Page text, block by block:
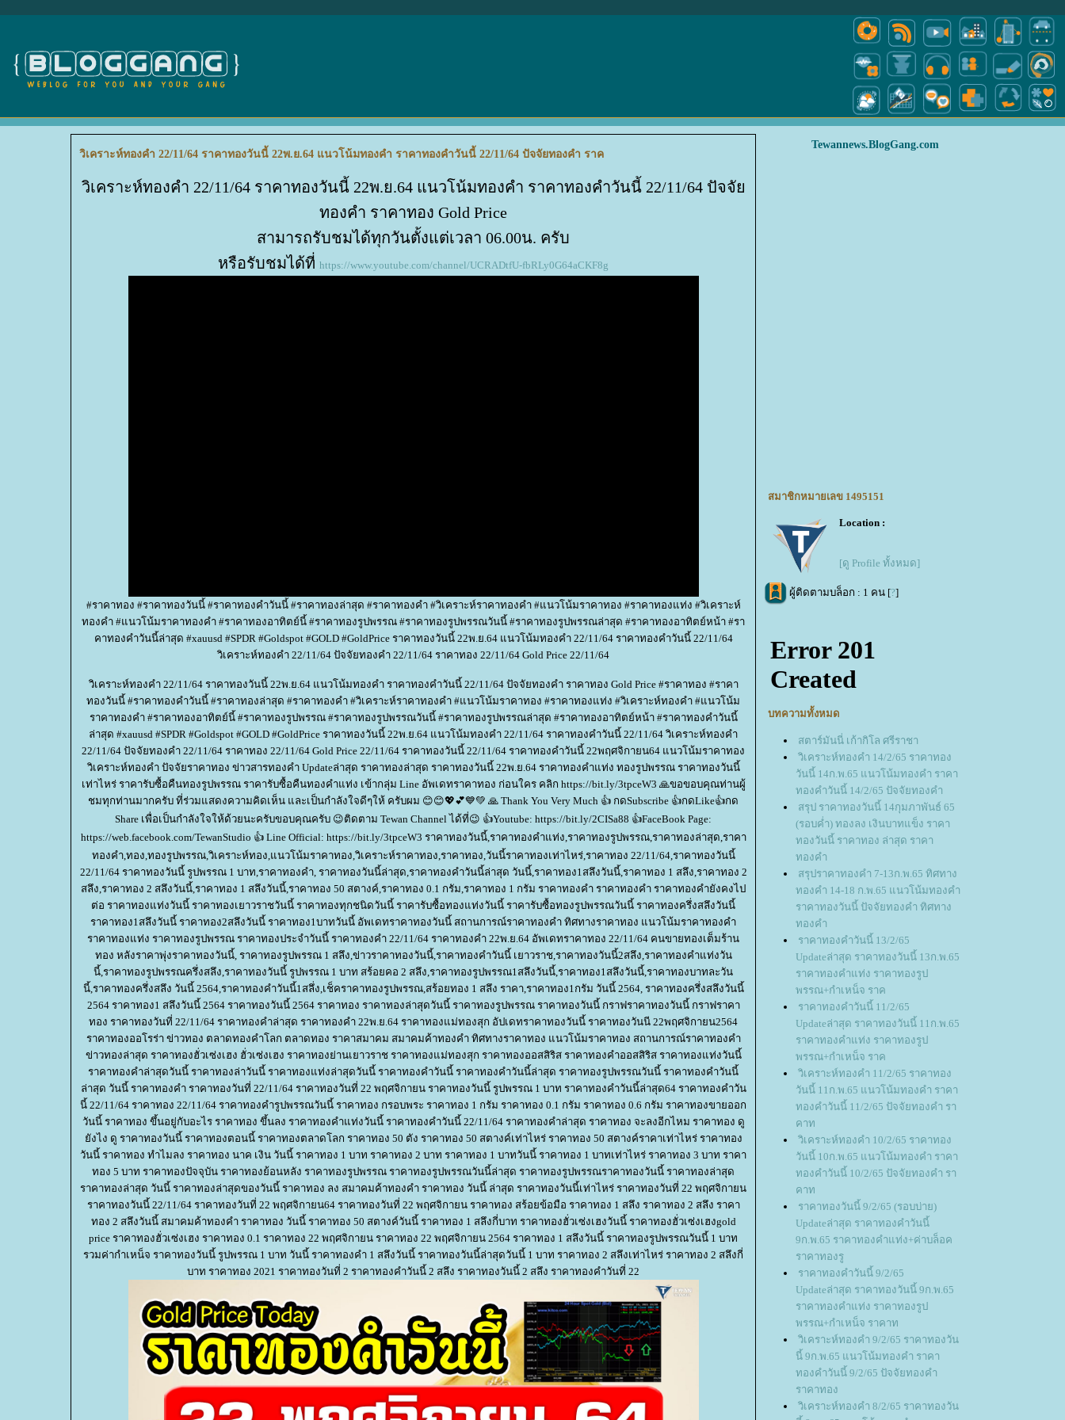
วิเคราะห์ทองคำ 22/11/64 ราคาทองวันนี้ 22พ.ย.64 แนวโน้มทองคำ ราคาทองคำวันนี้ 22/11/64 ปัจจัยทองคำ ราค
วิเคราะห์ทองคำ 22/11/64 ราคาทองวันนี้ 22พ.ย.64 แนวโน้มทองคำ ราคาทองคำวันนี้ 22/11/64 ปัจจั
ทองคำ ราคาทอง Gold Price
สามารถรับชมได้ทุกวันตั้งแต่เวลา 06.00น. ครับ
หรือรับชมได้ที่ https://www.youtube.com/channel/UCRADtfU-fbRLy0G64aCKF8g
#ราคาทอง #ราคาทองวันนี้ #ราคาทองคำวันนี้ #ราคาทองล่าสุด #ราคาทองคำ #วิเคราะห์ราคาทองคำ #แนวโน้มราคาทอง #ราคาทองแท่ง #วิเคราะห์
ทองคำ #แนวโน้มราคาทองคำ #ราคาทองอาทิตย์นี้ #ราคาทองรูปพรรณ #ราคาทองรูปพรรณวันนี้ #ราคาทองรูปพรรณล่าสุด #ราคาทองอาทิตย์หน้า #รา
คาทองคําวันนี้ล่าสุด #xauusd #SPDR #Goldspot #GOLD #GoldPrice ราคาทองวันนี้ 22พ.ย.64 แนวโน้มทองคำ 22/11/64 ราคาทองคำวันนี้ 22/11/64
วิเคราะห์ทองคำ 22/11/64 ปัจจัยทองคำ 22/11/64 ราคาทอง 22/11/64 Gold Price 22/11/64
วิเคราะห์ทองคำ 22/11/64 ราคาทองวันนี้ 22พ.ย.64 แนวโน้มทองคำ ราคาทองคำวันนี้ 22/11/64 ปัจจัยทองคำ ราคาทอง Gold Price #ราคาทอง #ราคา
ทองวันนี้ #ราคาทองคำวันนี้ #ราคาทองล่าสุด #ราคาทองคำ #วิเคราะห์ราคาทองคำ #แนวโน้มราคาทอง #ราคาทองแท่ง #วิเคราะห์ทองคำ #แนวโน้ม
ราคาทองคำ #ราคาทองอาทิตย์นี้ #ราคาทองรูปพรรณ #ราคาทองรูปพรรณวันนี้ #ราคาทองรูปพรรณล่าสุด #ราคาทองอาทิตย์หน้า #ราคาทองคําวันนี้
ล่าสุด #xauusd #SPDR #Goldspot #GOLD #GoldPrice ราคาทองวันนี้ 22พ.ย.64 แนวโน้มทองคำ 22/11/64 ราคาทองคำวันนี้ 22/11/64 วิเคราะห์ทองคำ
22/11/64 ปัจจัยทองคำ 22/11/64 ราคาทอง 22/11/64 Gold Price 22/11/64 ราคาทองวันนี้ 22/11/64 ราคาทองคำวันนี้ 22พฤศจิกายน64 แนวโน้มราคาทอง
วิเคราะห์ทองคำ ปัจจัยราคาทอง ข่าวสารทองคำ Updateล่าสุด ราคาทองล่าสุด ราคาทองวันนี้ 22พ.ย.64 ราคาทองคำแท่ง ทองรูปพรรณ ราคาทองวันนี้
เท่าไหร่ ราคารับซื้อคืนทองรูปพรรณ ราคารับซื้อคืนทองคำแท่ง เข้ากลุ่ม Line อัพเดทราคาทอง ก่อนใคร คลิก https://bit.ly/3tpceW3 🙏ขอขอบคุณท่านผู้
ชมทุกท่านมากครับ ที่ร่วมแสดงความคิดเห็น และเป็นกำลังใจดีๆให้ ครับผม 😊😊💖💕💙💚 🙏 Thank You Very Much 👍 กดSubscribe 👍กดLike👍กด
Share เพื่อเป็นกำลังใจให้ด้วยนะครับขอบคุณครับ 😉ติดตาม Tewan Channel ได้ที่😉 👍Youtube: https://bit.ly/2CISa88 👍FaceBook Page:
https://web.facebook.com/TewanStudio 👍 Line Official: https://bit.ly/3tpceW3 ราคาทองวันนี้,ราคาทองคำแท่ง,ราคาทองรูปพรรณ,ราคาทองล่าสุด,ราคา
ทองคำ,ทอง,ทองรูปพรรณ,วิเคราะห์ทอง,แนวโน้มราคาทอง,วิเคราะห์ราคาทอง,ราคาทอง,วันนี้ราคาทองเท่าไหร่,ราคาทอง 22/11/64,ราคาทองวันนี้
22/11/64 ราคาทองวันนี้ รูปพรรณ 1 บาท,ราคาทองคํา, ราคาทองวันนี้ล่าสุด,ราคาทองคําวันนี้ล่าสุด วันนี้,ราคาทอง1สลึงวันนี้,ราคาทอง 1 สลึง,ราคาทอง 2
สลึง,ราคาทอง 2 สลึงวันนี้,ราคาทอง 1 สลึงวันนี้,ราคาทอง 50 สตางค์,ราคาทอง 0.1 กรัม,ราคาทอง 1 กรัม ราคาทองคำ ราคาทองคำ ราคาทองคำยังคงไป
ต่อ ราคาทองแท่งวันนี้ ราคาทองเยาวราชวันนี้ ราคาทองทุกชนิดวันนี้ ราคารับซื้อทองแท่งวันนี้ ราคารับซื้อทองรูปพรรณวันนี้ ราคาทองครึ่งสลึงวันนี้
ราคาทอง1สลึงวันนี้ ราคาทอง2สลึงวันนี้ ราคาทอง1บาทวันนี้ อัพเดทราคาทองวันนี้ สถานการณ์ราคาทองคำ ทิศทางราคาทอง แนวโน้มราคาทองคำ
ราคาทองแท่ง ราคาทองรูปพรรณ ราคาทองประจำวันนี้ ราคาทองคำ 22/11/64 ราคาทองคำ 22พ.ย.64 อัพเดทราคาทอง 22/11/64 คนขายทองเต็มร้าน
ทอง หลังราคาพุ่งราคาทองวันนี้, ราคาทองรูปพรรณ 1 สลึง,ข่าวราคาทองวันนี้,ราคาทองคําวันนี้ เยาวราช,ราคาทองวันนี้2สลึง,ราคาทองคําแท่งวัน
นี้,ราคาทองรูปพรรณครึ่งสลึง,ราคาทองวันนี้ รูปพรรณ 1 บาท สร้อยคอ 2 สลึง,ราคาทองรูปพรรณ1สลึงวันนี้,ราคาทอง1สลึงวันนี้,ราคาทองบาทละวัน
นี้,ราคาทองครึ่งสลึง วันนี้ 2564,ราคาทองคําวันนี้1สลึ่ง,เช็คราคาทองรูปพรรณ,สร้อยทอง 1 สลึง ราคา,ราคาทอง1กรัม วันนี้ 2564, ราคาทองครึ่งสลึงวันนี้
2564 ราคาทอง1 สลึงวันนี้ 2564 ราคาทองวันนี้ 2564 ราคาทอง ราคาทองล่าสุดวันนี้ ราคาทองรูปพรรณ ราคาทองวันนี้ กราฟราคาทองวันนี้ กราฟราคา
ทอง ราคาทองวันที่ 22/11/64 ราคาทองคำล่าสุด ราคาทองคำ 22พ.ย.64 ราคาทองแม่ทองสุก อัปเดทราคาทองวันนี้ ราคาทองวันนี 22พฤศจิกายน2564
ราคาทองออโรร่า ข่าวทอง ตลาดทองคำโลก ตลาดทอง ราคาสมาคม สมาคมค้าทองคำ ทิศทางราคาทอง แนวโน้มราคาทอง สถานการณ์ราคาทองคำ
ข่าวทองล่าสุด ราคาทองฮั่วเซ่งเฮง ฮั่วเซ่งเฮง ราคาทองย่านเยาวราช ราคาทองแม่ทองสุก ราคาทองออสสิริส ราคาทองคำออสสิริส ราคาทองแท่งวันนี้
ราคาทองคำล่าสุดวันนี้ ราคาทองล่าวันนี้ ราคาทองแท่งล่าสุดวันนี้ ราคาทองคําวันนี้ ราคาทองคําวันนี้ล่าสุด ราคาทองรูปพรรณวันนี้ ราคาทองคําวันนี้
ล่าสุด วันนี้ ราคาทองคํา ราคาทองวันที่ 22/11/64 ราคาทองวันที่ 22 พฤศจิกายน ราคาทองวันนี้ รูปพรรณ 1 บาท ราคาทองคําวันนี้ล่าสุด64 ราคาทองคําวัน
นี้ 22/11/64 ราคาทอง 22/11/64 ราคาทองคํารูปพรรณวันนี้ ราคาทอง กรอบพระ ราคาทอง 1 กรัม ราคาทอง 0.1 กรัม ราคาทอง 0.6 กรัม ราคาทองขายออก
วันนี้ ราคาทอง ขึ้นอยู่กับอะไร ราคาทอง ขึ้นลง ราคาทองคําแท่งวันนี้ ราคาทองคําวันนี้ 22/11/64 ราคาทองคําล่าสุด ราคาทอง จะลงอีกไหม ราคาทอง ดู
ังไง ดู ราคาทองวันนี้ ราคาทองตอนนี้ ราคาทองตลาดโลก ราคาทอง 50 ตัง ราคาทอง 50 สตางค์เท่าไหร่ ราคาทอง 50 สตางค์ราคาเท่าไหร่ ราคาทอง
วันนี้ ราคาทอง ทําไมลง ราคาทอง นาค เงิน วันนี้ ราคาทอง 1 บาท ราคาทอง 2 บาท ราคาทอง 1 บาทวันนี้ ราคาทอง 1 บาทเท่าไหร่ ราคาทอง 3 บาท ราคา
ทอง 5 บาท ราคาทองปัจจุบัน ราคาทองย้อนหลัง ราคาทองรูปพรรณ ราคาทองรูปพรรณวันนี้ล่าสุด ราคาทองรูปพรรณราคาทองวันนี้ ราคาทองล่าสุด
ราคาทองล่าสุด วันนี้ ราคาทองล่าสุดของวันนี้ ราคาทอง ลง สมาคมค้าทองคํา ราคาทอง วันนี้ ล่าสุด ราคาทองวันนี้เท่าไหร่ ราคาทองวันที่ 22 พฤศจิกายน
ราคาทองวันนี้ 22/11/64 ราคาทองวันที่ 22 พฤศจิกายน64 ราคาทองวันที่ 22 พฤศจิกายน ราคาทอง สร้อยข้อมือ ราคาทอง 1 สลึง ราคาทอง 2 สลึง ราคา
ทอง 2 สลึงวันนี้ สมาคมค้าทองคํา ราคาทอง วันนี้ ราคาทอง 50 สตางค์วันนี้ ราคาทอง 1 สลึงกี่บาท ราคาทองฮั่วเซ่งเฮงวันนี้ ราคาทองฮั่วเซ่งเฮงgold
price ราคาทองฮั่วเซ่งเฮง ราคาทอง 0.1 ราคาทอง 22 พฤศจิกายน ราคาทอง 22 พฤศจิกายน 2564 ราคาทอง 1 สลึงวันนี้ ราคาทองรูปพรรณวันนี้ 1 บาท
รวมค่ากําเหน็จ ราคาทองวันนี้ รูปพรรณ 1 บาท วันนี้ ราคาทองคํา 1 สลึงวันนี้ ราคาทองวันนี้ล่าสุดวันนี้ 1 บาท ราคาทอง 2 สลึงเท่าไหร่ ราคาทอง 2 สลึงกี่
บาท ราคาทอง 2021 ราคาทองวันที่ 2 ราคาทองคําวันนี้ 2 สลึง ราคาทองวันนี้ 2 สลึง ราคาทองคําวันที่ 22
Tewannews.BlogGang.com
สมาชิกหมายเลข 1495151
Location :
[ดู Profile ทั้งหมด]
ผู้ติดตามบล็อก : 1 คน [?]
บทความทั้งหมด
สตาร์มันนี่ เก้ากิโล ศรีราชา
วิเคราะห์ทองคำ 14/2/65 ราคาทอง
วันนี้ 14ก.พ.65 แนวโน้มทองคำ ราคา
ทองคำวันนี้ 14/2/65 ปัจจัยทองคำ
สรุป ราคาทองวันนี้ 14กุมภาพันธ์ 65
(รอบค่ำ) ทองลง เงินบาทแข็ง ราคา
ทองวันนี้ ราคาทอง ล่าสุด ราคา
ทองคำ
สรุปราคาทองคำ 7-13ก.พ.65 ทิศทาง
ทองคำ 14-18 ก.พ.65 แนวโน้มทองคำ
ราคาทองวันนี้ ปัจจัยทองคำ ทิศทาง
ทองคำ
ราคาทองคำวันนี้ 13/2/65
Updateล่าสุด ราคาทองวันนี้ 13ก.พ.65
ราคาทองคำแท่ง ราคาทองรูป
พรรณ+กำเหน็จ ราค
ราคาทองคำวันนี้ 11/2/65
Updateล่าสุด ราคาทองวันนี้ 11ก.พ.65
ราคาทองคำแท่ง ราคาทองรูป
พรรณ+กำเหน็จ ราค
วิเคราะห์ทองคำ 11/2/65 ราคาทอง
วันนี้ 11ก.พ.65 แนวโน้มทองคำ ราคา
ทองคำวันนี้ 11/2/65 ปัจจัยทองคำ รา
คาท
วิเคราะห์ทองคำ 10/2/65 ราคาทอง
วันนี้ 10ก.พ.65 แนวโน้มทองคำ ราคา
ทองคำวันนี้ 10/2/65 ปัจจัยทองคำ รา
คาท
ราคาทองวันนี้ 9/2/65 (รอบบ่าย)
Updateล่าสุด ราคาทองคำวันนี้
9ก.พ.65 ราคาทองคำแท่ง+ค่าบล็อค
ราคาทองรู
ราคาทองคำวันนี้ 9/2/65
Updateล่าสุด ราคาทองวันนี้ 9ก.พ.65
ราคาทองคำแท่ง ราคาทองรูป
พรรณ+กำเหน็จ ราคาท
วิเคราะห์ทองคำ 9/2/65 ราคาทองวัน
นี้ 9ก.พ.65 แนวโน้มทองคำ ราคา
ทองคำวันนี้ 9/2/65 ปัจจัยทองคำ
ราคาทอง
วิเคราะห์ทองคำ 8/2/65 ราคาทองวัน